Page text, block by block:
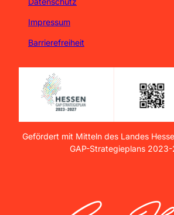
Impressum
Barrierefreiheit
Gefördert mit Mitteln des Landes
GAP-Strategieplans